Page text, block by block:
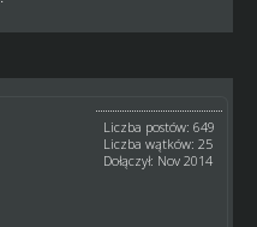
Liczba postów: 649
Liczba wątków: 25
Dołączył: Nov 2014